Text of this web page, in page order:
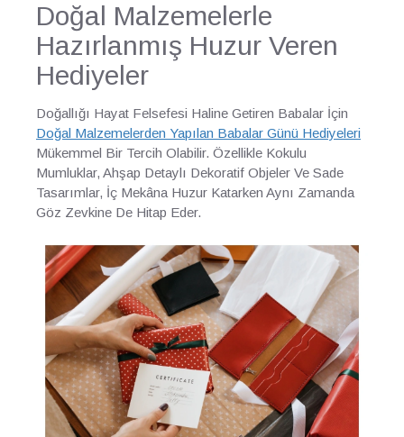
Doğal Malzemelerle
Hazırlanmış Huzur Veren
Hediyeler
Doğallığı Hayat Felsefesi Haline Getiren Babalar İçin
Doğal Malzemelerden Yapılan Babalar Günü Hediyeleri
Mükemmel Bir Tercih Olabilir. Özellikle Kokulu
Mumluklar, Ahşap Detaylı Dekoratif Objeler Ve Sade
Tasarımlar, İç Mekâna Huzur Katarken Aynı Zamanda
Göz Zevkine De Hitap Eder.